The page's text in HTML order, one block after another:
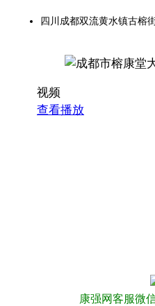
四川成都双流黄水镇古榕
视频
查看播放
康强网客服微